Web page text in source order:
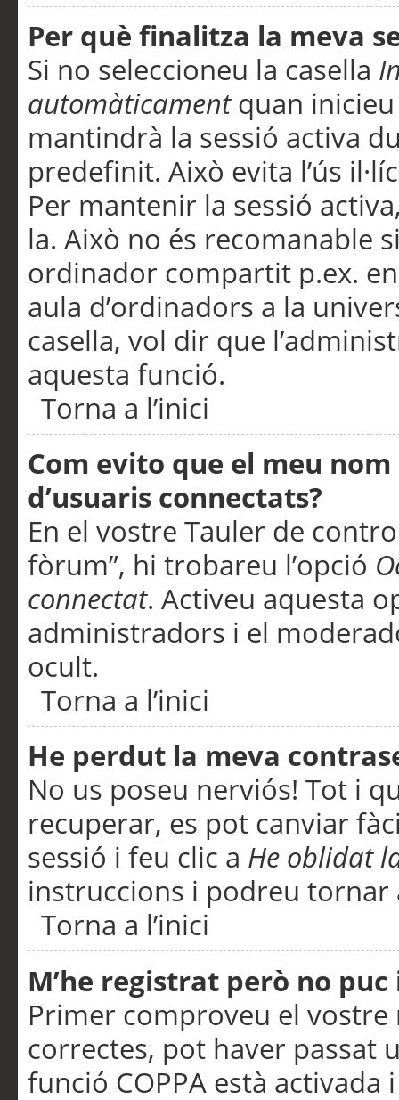
Per què finalitza la meva
Si no seleccioneu la casella
automàticamentquan inicieu
mantindrà la sessió activa
predefinit. Això evita l’ús
Per mantenir la sessió
la. Això no és recomanable
ordinador compartit p.ex.
aula d’ordinadors a la
casella, vol dir que
aquesta funció.
Torna a l’inici
Com evito que el meu
d’usuaris connectats?
En el vostre Tauler de
fòrum”, hi trobareu l’opció
connectat. Activeu aquesta
administradors i el
ocult.
Torna a l’inici
He perdut la meva
No us poseu nerviós! Tot i
recuperar, es pot canviar
sessió i feu clic a He oblidat
instruccions i podreu tornar
Torna a l’inici
M’he registrat però no
Primer comproveu el vostre
correctes, pot haver passat
funció COPPA està